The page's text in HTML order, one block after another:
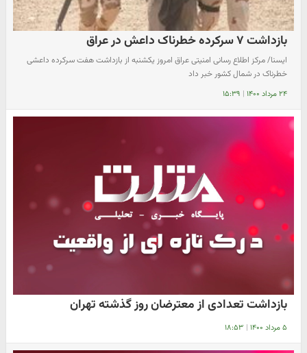
بازداشت ۷ سرکرده خطرناک داعش در عراق
ایسنا/ مرکز اطلاع رسانی امنیتی عراق امروز یکشنبه از بازداشت هفت سرکرده داعشی
خطرناک در شمال کشور خبر داد
۲۴ مرداد ۱۴۰۰ | ۱۵:۳۹
بازداشت تعدادی از معترضان روز گذشته تهران
۵ مرداد ۱۴۰۰ | ۱۸:۵۳